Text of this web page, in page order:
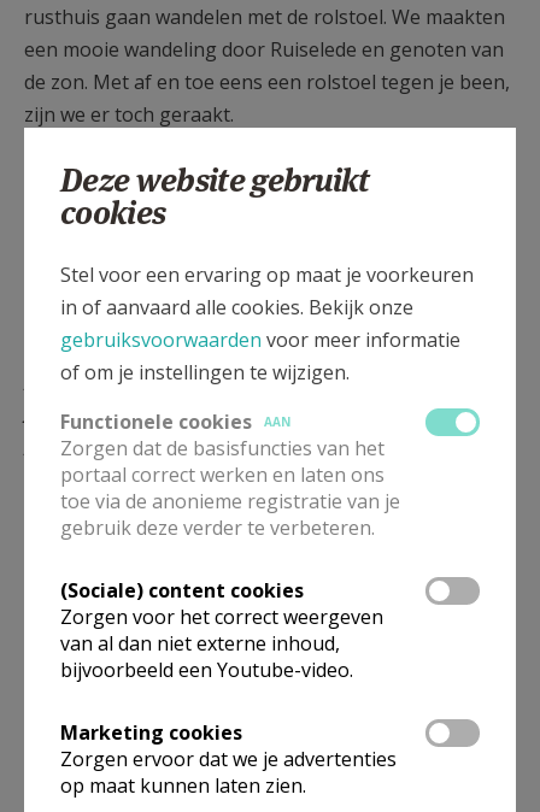
rusthuis gaan wandelen met de rolstoel. We maakten
een mooie wandeling door Ruiselede en genoten van
de zon. Met af en toe eens een rolstoel tegen je been,
zijn we er toch geraakt.
We sloten af met een drankje in den tap. We reden
daarna met de bejaarden weer naar het rusthuis en
zo beleefden we een mooie namiddag.
Uit het verenigingsleven
Neos Ruiselede: Daguitstap naar
Antwerpen: Oosterweel cruise en
Luchthaven
Op donderdag 2 april 2026 vertrokken we ’s ochtends
aan de Sporthal met 2 autocars naar Antwerpen. Daar
begaven we ons aan boord van een Flandria boot
voor een 3-uur durende unieke cruise met gids langs
de Oosterweelverbinding. We werden daar ontvangen
met koffie en croissant. De gids gaf ons gedurende
van deze grootschalige werken en van de haven.
Tijdens de boottocht voeren we langs verschillende
werven en kregen een goed zicht op de aanleg van
Deze website gebruikt
cookies
Stel voor een ervaring op maat je voorkeuren
in of aanvaard alle cookies. Bekijk onze
gebruiksvoorwaarden voor meer informatie
of om je instellingen te wijzigen.
Functionele cookies
AAN
Zorgen dat de basisfuncties van het
portaal correct werken en laten ons
toe via de anonieme registratie van je
gebruik deze verder te verbeteren.
(Sociale) content cookies
Zorgen voor het correct weergeven
van al dan niet externe inhoud,
bijvoorbeeld een Youtube-video.
Marketing cookies
Zorgen ervoor dat we je advertenties
op maat kunnen laten zien.